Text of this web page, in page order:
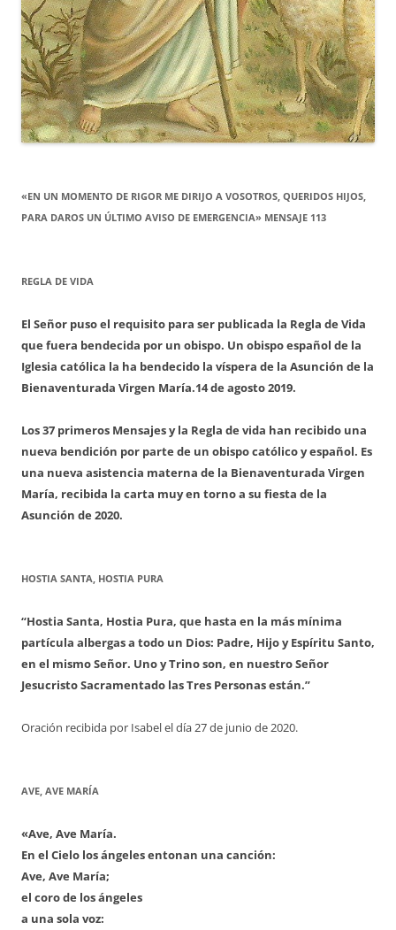
«EN UN MOMENTO DE RIGOR ME DIRIJO A VOSOTROS, QUERIDOS HIJOS,
PARA DAROS UN ÚLTIMO AVISO DE EMERGENCIA» MENSAJE 113
REGLA DE VIDA
El Señor puso el requisito para ser publicada la Regla de Vida
que fuera bendecida por un obispo. Un obispo español de la
Iglesia católica la ha bendecido la víspera de la Asunción de la
Bienaventurada Virgen María.14 de agosto 2019.
Los 37 primeros Mensajes y la Regla de vida han recibido una
nueva bendición por parte de un obispo católico y español. Es
una nueva asistencia materna de la Bienaventurada Virgen
María, recibida la carta muy en torno a su fiesta de la
Asunción de 2020.
HOSTIA SANTA, HOSTIA PURA
“Hostia Santa, Hostia Pura, que hasta en la más mínima
partícula albergas a todo un Dios: Padre, Hijo y Espíritu Santo,
en el mismo Señor. Uno y Trino son, en nuestro Señor
Jesucristo Sacramentado las Tres Personas están.”
Oración recibida por Isabel el día 27 de junio de 2020.
AVE, AVE MARÍA
«Ave, Ave María.
En el Cielo los ángeles entonan una canción:
Ave, Ave María;
el coro de los ángeles
a una sola voz: